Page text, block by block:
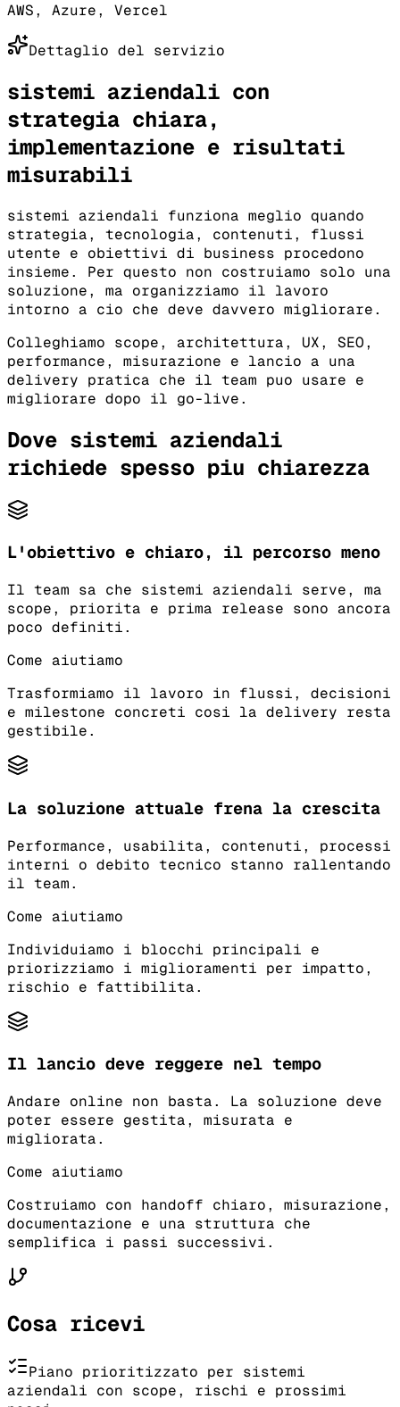
AWS, Azure, Vercel
Dettaglio del servizio
sistemi aziendali con
strategia chiara,
implementazione e risultati
misurabili
sistemi aziendali funziona meglio quando
strategia, tecnologia, contenuti, flussi
utente e obiettivi di business procedono
insieme. Per questo non costruiamo solo una
soluzione, ma organizziamo il lavoro
intorno a cio che deve davvero migliorare.
Colleghiamo scope, architettura, UX, SEO,
performance, misurazione e lancio a una
delivery pratica che il team puo usare e
migliorare dopo il go-live.
Dove sistemi aziendali
richiede spesso piu chiarezza
L'obiettivo e chiaro, il percorso meno
Il team sa che sistemi aziendali serve, ma
scope, priorita e prima release sono ancora
poco definiti.
Come aiutiamo
Trasformiamo il lavoro in flussi, decisioni
e milestone concreti cosi la delivery resta
gestibile.
La soluzione attuale frena la crescita
Performance, usabilita, contenuti, processi
interni o debito tecnico stanno rallentando
il team.
Come aiutiamo
Individuiamo i blocchi principali e
priorizziamo i miglioramenti per impatto,
rischio e fattibilita.
Il lancio deve reggere nel tempo
Andare online non basta. La soluzione deve
poter essere gestita, misurata e
migliorata.
Come aiutiamo
Costruiamo con handoff chiaro, misurazione,
documentazione e una struttura che
semplifica i passi successivi.
Cosa ricevi
Piano prioritizzato per sistemi
aziendali con scope, rischi e prossimi